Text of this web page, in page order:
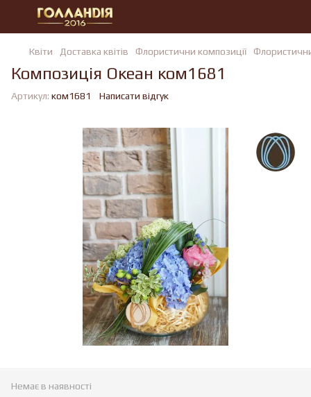
Квiти Доставка квітів Флористични композиції
Композиція Океан ком1681
Артикул: ком1681 Написати відгук
Немає в наявності